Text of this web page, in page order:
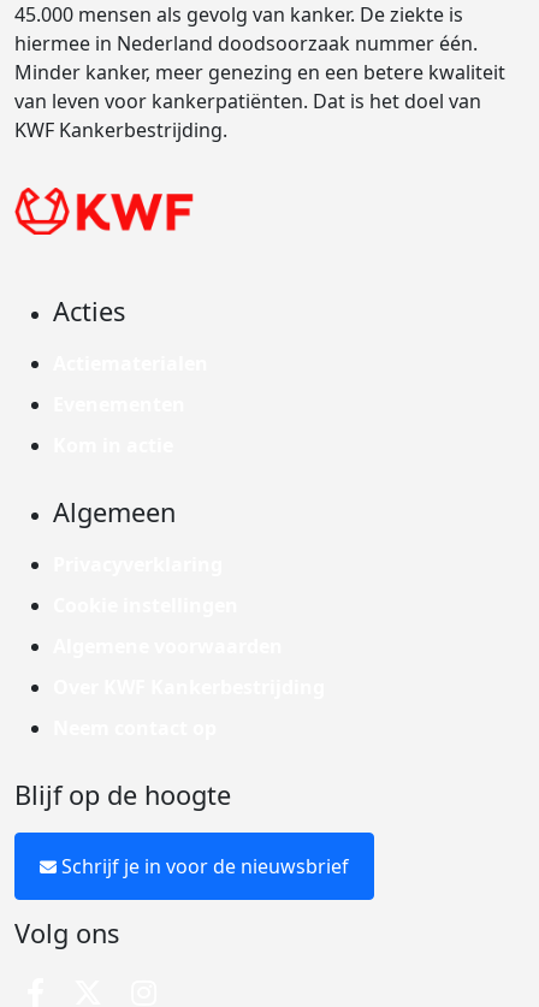
45.000 mensen als gevolg van kanker. De ziekte is
hiermee in Nederland doodsoorzaak nummer één.
Minder kanker, meer genezing en een betere kwaliteit
van leven voor kankerpatiënten. Dat is het doel van
KWF Kankerbestrijding.
Acties
Algemeen
Blijf op de hoogte
Schrijf je in voor de nieuwsbrief
Volg ons